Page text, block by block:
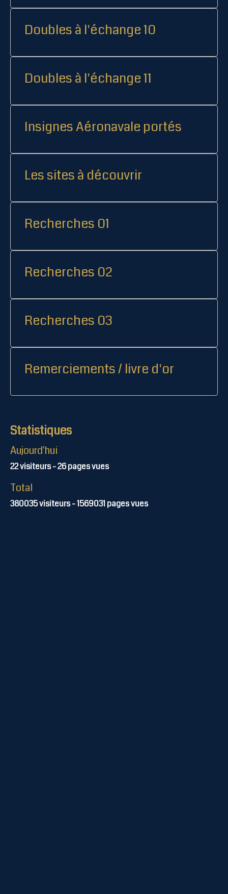
Doubles à l'échange 10
Doubles à l'échange 11
Insignes Aéronavale portés
Les sites à découvrir
Recherches 01
Recherches 02
Recherches 03
Remerciements / livre d'or
Statistiques
Aujourd'hui
22visiteurs -26pages vues
Total
380035visiteurs -1569031pages vues